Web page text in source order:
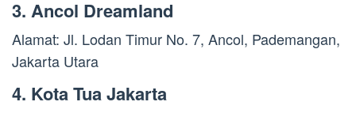
3. Ancol Dreamland
Alamat: Jl. Lodan Timur No. 7, Ancol, Pademangan,
Jakarta Utara
4. Kota Tua Jakarta